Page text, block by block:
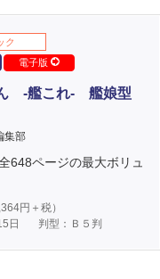
ク
電子版
-艦これ- 艦娘型
集部
648ページの最大ボリュ
円＋税）
日
判型：Ｂ５判